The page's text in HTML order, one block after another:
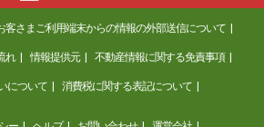
佐賀県鳥栖市古賀町
積 36.48m²
1LDK
客さまご利用端末からの情報の外部送信について
れ 情報提供元 不動産情報に関する免責事項
について 消費税に関する表記について